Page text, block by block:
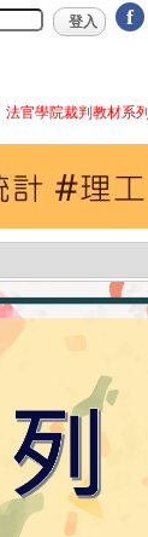
f
法官學院裁判教材系列